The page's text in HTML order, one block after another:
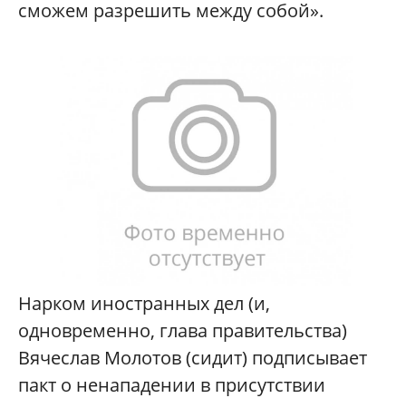
сможем разрешить между собой».
Нарком иностранных дел (и,
одновременно, глава правительства)
Вячеслав Молотов (сидит) подписывает
пакт о ненападении в присутствии